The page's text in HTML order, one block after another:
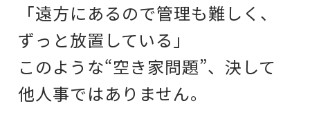
「遠方にあるので管理も難しく、
ずっと放置している」
このような“空き家問題”、決して
他人事ではありません。